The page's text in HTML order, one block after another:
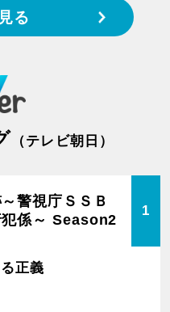
る
（テレビ朝日）
警視庁ＳＳＢ
犯係～ Season2
1
正義